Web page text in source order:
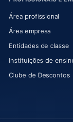
Área profissional
Área empresa
Entidades de classe
Instituições de
Clube de Descontos